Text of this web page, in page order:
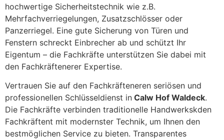
hochwertige Sicherheitstechnik wie z.B.
Mehrfachverriegelungen, Zusatzschlösser oder
Panzerriegel. Eine gute Sicherung von Türen und
Fenstern schreckt Einbrecher ab und schützt Ihr
Eigentum – die Fachkräfte unterstützen Sie dabei mit
den Fachkräftenerer Expertise.
Vertrauen Sie auf den Fachkräfteneren seriösen und
professionellen Schlüsseldienst in Calw Hof Waldeck.
Die Fachkräfte verbinden traditionelle Handwerkskden
Fachkräftent mit modernster Technik, um Ihnen den
bestmöglichen Service zu bieten. Transparentes